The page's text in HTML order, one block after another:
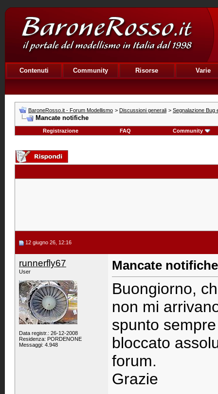
Contenuti Community Risorse Varie
BaroneRosso.it - Forum Modellismo > Discussioni generali > Segnalazione Bug
Mancate notifiche
Registrazione FAQ Community
12 giugno 26, 12:16
runnerfly67
User
Data registr.: 26-12-2008
Residenza: PORDENONE
Messaggi: 4.948
Mancate notifiche
Buongiorno,
non mi
spunto
bloccato
forum.
Grazie